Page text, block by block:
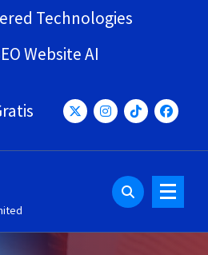
Technologies
Website AI